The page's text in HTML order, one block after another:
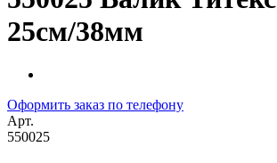
25см/38мм
Оформить заказ по телефону
Арт.
550025